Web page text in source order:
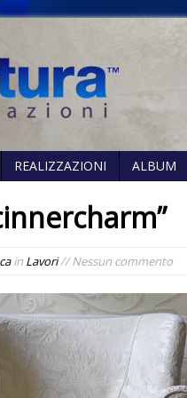
REALIZZAZIONI ALBUM
in Lavori// Nessun commento